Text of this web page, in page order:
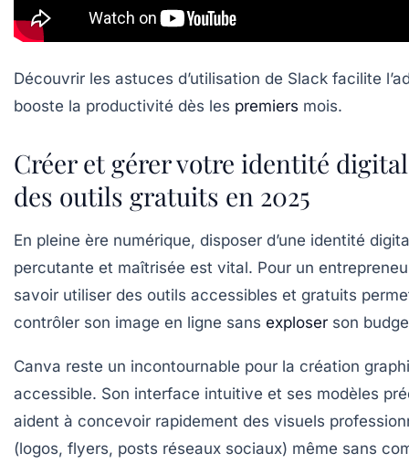
Découvrir les astuces d’utilisation de Slack facilite
booste la productivité dès les premiers mois.
Créer et gérer votre identité
des outils gratuits en 2025
En pleine ère numérique, disposer d’une identité
percutante et maîtrisée est vital. Pour un
savoir utiliser des outils accessibles et gratuits
contrôler son image en ligne sans exploser son
Canva reste un incontournable pour la création
accessible. Son interface intuitive et ses modèles
aident à concevoir rapidement des visuels
(logos, flyers, posts réseaux sociaux) même sans